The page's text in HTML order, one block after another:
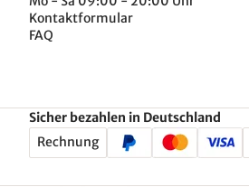
Kontaktformular
FAQ
Sicher bezahlen in Deutschland
Rechnung